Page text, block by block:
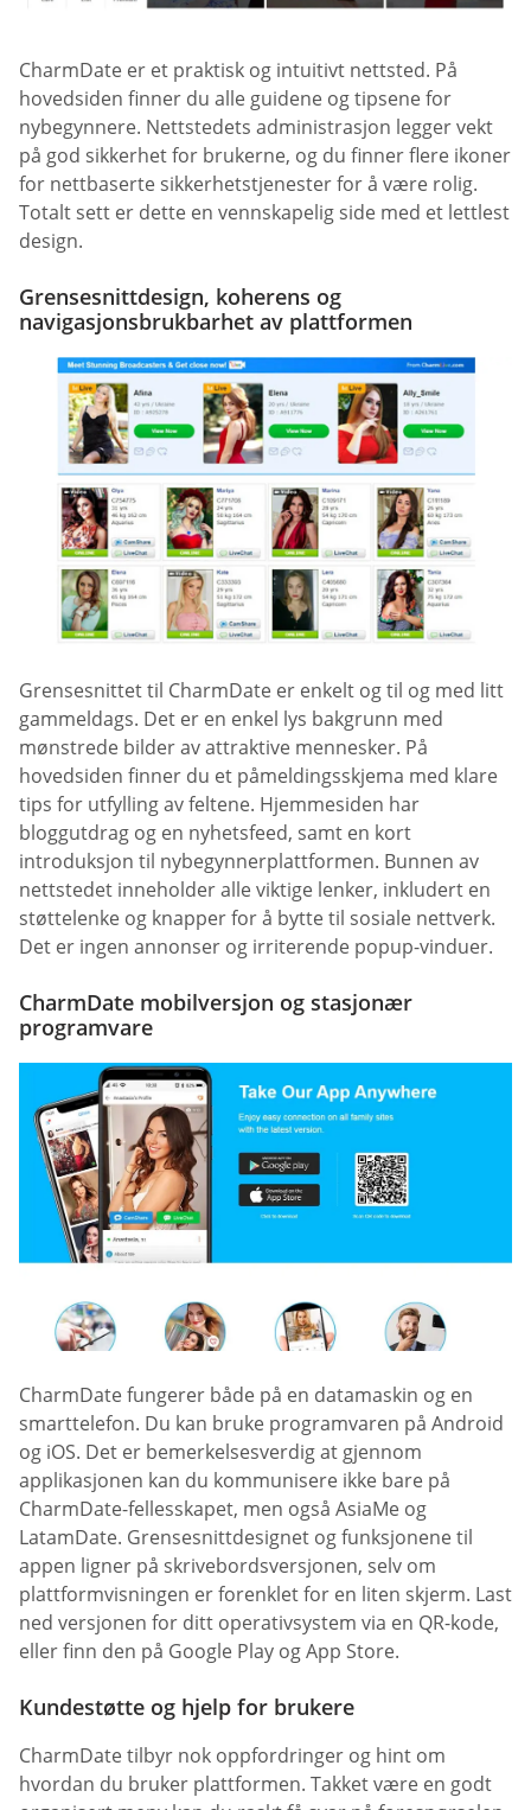
CharmDate er et praktisk og intuitivt nettsted. På
hovedsiden finner du alle guidene og tipsene for
nybegynnere. Nettstedets administrasjon legger vekt
på god sikkerhet for brukerne, og du finner flere ikoner
for nettbaserte sikkerhetstjenester for å være rolig.
Totalt sett er dette en vennskapelig side med et lettlest
design.
Grensesnittdesign, koherens og
navigasjonsbrukbarhet av plattformen
Grensesnittet til CharmDate er enkelt og til og med litt
gammeldags. Det er en enkel lys bakgrunn med
mønstrede bilder av attraktive mennesker. På
hovedsiden finner du et påmeldingsskjema med klare
tips for utfylling av feltene. Hjemmesiden har
bloggutdrag og en nyhetsfeed, samt en kort
introduksjon til nybegynnerplattformen. Bunnen av
nettstedet inneholder alle viktige lenker, inkludert en
støttelenke og knapper for å bytte til sosiale nettverk.
Det er ingen annonser og irriterende popup-vinduer.
CharmDate mobilversjon og stasjonær
programvare
CharmDate fungerer både på en datamaskin og en
smarttelefon. Du kan bruke programvaren på Android
og iOS. Det er bemerkelsesverdig at gjennom
applikasjonen kan du kommunisere ikke bare på
CharmDate-fellesskapet, men også AsiaMe og
LatamDate. Grensesnittdesignet og funksjonene til
appen ligner på skrivebordsversjonen, selv om
plattformvisningen er forenklet for en liten skjerm. Last
ned versjonen for ditt operativsystem via en QR-kode,
eller finn den på Google Play og App Store.
Kundestøtte og hjelp for brukere
CharmDate tilbyr nok oppfordringer og hint om
hvordan du bruker plattformen. Takket være en godt